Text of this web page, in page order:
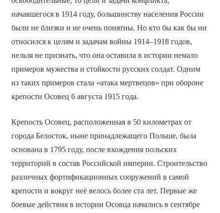
начавшегося в 1914 году, большинству населения России
были не близки и не очень понятны. Но кто бы как бы ни
относился к целям и задачам войны 1914–1918 годов,
нельзя не признать, что она оставила в истории немало
примеров мужества и стойкости русских солдат. Одним
из таких примеров стала «атака мертвецов» при обороне
крепости Осовец 6 августа 1915 года.
Крепость Осовец, расположенная в 50 километрах от
города Белосток, ныне принадлежащего Польше, была
основана в 1795 году, после вхождения польских
территорий в состав Российской империи. Строительство
различных фортификационных сооружений в самой
крепости и вокруг неё велось более ста лет. Первые же
боевые действия в истории Осовца начались в сентябре